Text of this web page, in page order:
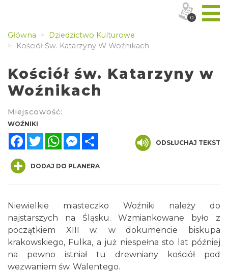
Główna
Dziedzictwo Kulturowe
Kościół Św. Katarzyny W Woźnikach
Kościół św. Katarzyny w
Woźnikach
Miejscowość:
WOŹNIKI
FacebookTwitterWhatsAppMessenger
ODSŁUCHAJ TEKST
DODAJ DO PLANERA
Niewielkie miasteczko Woźniki należy do
najstarszych na Śląsku. Wzmiankowane było z
początkiem XIII w. w dokumencie biskupa
krakowskiego, Fulka, a już niespełna sto lat później
na pewno istniał tu drewniany kościół pod
wezwaniem św. Walentego.
0